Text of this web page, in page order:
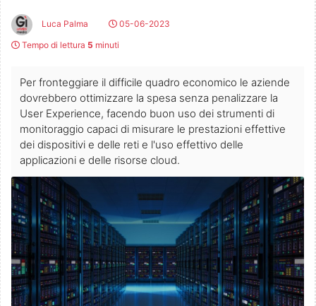
Luca Palma
05-06-2023
Tempo di lettura 5 minuti
Per fronteggiare il difficile quadro economico le aziende
dovrebbero ottimizzare la spesa senza penalizzare la
User Experience, facendo buon uso dei strumenti di
monitoraggio capaci di misurare le prestazioni effettive
dei dispositivi e delle reti e l'uso effettivo delle
applicazioni e delle risorse cloud.